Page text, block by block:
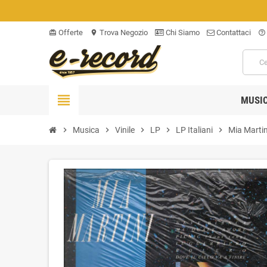
card_giftcard Offerte location_on Trova Negozio Chi Siamo Contattaci help_outline
view_headline
chevron_right Musica chevron_right Vinile chevron_right LP chevron_right LP Italiani chevron_right Mia